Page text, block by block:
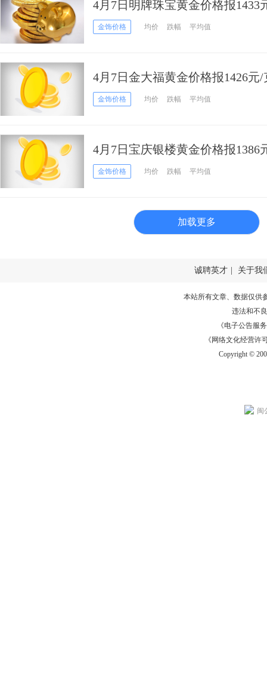
4月7日明牌珠宝黄金价格报1433
金饰价格 均价 跌幅 平均值
4月7日金大福黄金价格报1426元
金饰价格 均价 跌幅 平均值
4月7日宝庆银楼黄金价格报1386
金饰价格 均价 跌幅 平均值
加载更多
诚聘英才 关于我
本站所有文章、数据仅供
违法和不
《电子公告服务
《网络文化经营许
Copyright ©
闽